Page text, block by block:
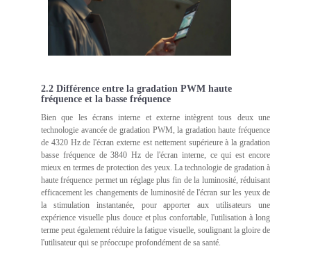
2.2 Différence entre la gradation PWM haute
fréquence et la basse fréquence
Bien que les écrans interne et externe intègrent tous deux une
technologie avancée de gradation PWM, la gradation haute fréquence
de 4320 Hz de l'écran externe est nettement supérieure à la gradation
basse fréquence de 3840 Hz de l'écran interne, ce qui est encore
mieux en termes de protection des yeux. La technologie de gradation à
haute fréquence permet un réglage plus fin de la luminosité, réduisant
efficacement les changements de luminosité de l'écran sur les yeux de
la stimulation instantanée, pour apporter aux utilisateurs une
expérience visuelle plus douce et plus confortable, l'utilisation à long
terme peut également réduire la fatigue visuelle, soulignant la gloire de
l'utilisateur qui se préoccupe profondément de sa santé.